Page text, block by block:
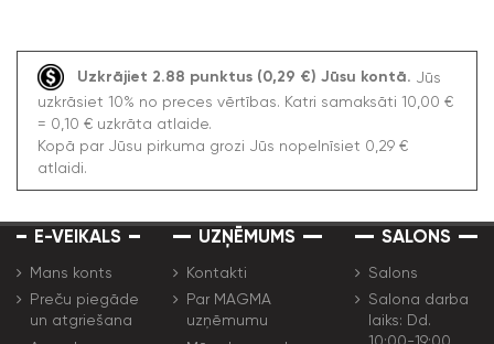
Uzkrājiet 2.88 punktus (0,29 €) Jūsu kontā. Jūs
uzkrāsiet 10% no preces vērtības. Katri samaksāti 10,00 €
= 0,10 € uzkrāta atlaide.
Kopā par Jūsu pirkuma grozi Jūs nopelnīsiet 0,29 €
atlaidi.
E-VEIKALS
Mans konts
Preču piegāde
un atgriešana
UZŅĒMUMS
Kontakti
Par MAGMA
uzņēmumu
SALONS
Salons
Salona darba
laiks: Dd.